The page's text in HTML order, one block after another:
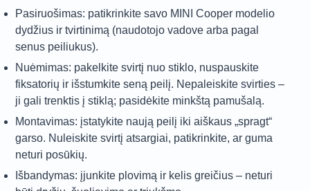
Pasiruošimas: patikrinkite savo MINI Cooper modelio
dydžius ir tvirtinimą (naudotojo vadove arba pagal
senus peiliukus).
Nuėmimas: pakelkite svirtį nuo stiklo, nuspauskite
fiksatorių ir išstumkite seną peilį. Nepaleiskite svirties –
ji gali trenktis į stiklą; pasidėkite minkštą pamušalą.
Montavimas: įstatykite naują peilį iki aiškaus „spragt“
garso. Nuleiskite svirtį atsargiai, patikrinkite, ar guma
neturi posūkių.
Išbandymas: įjunkite plovimą ir kelis greičius – neturi